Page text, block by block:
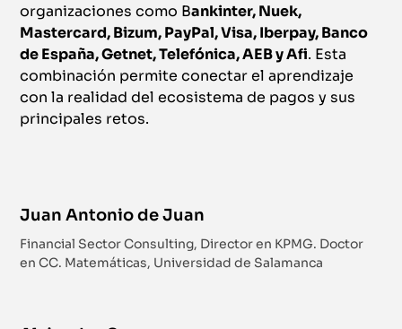
organizaciones como Bankinter, Nuek,
Mastercard, Bizum, PayPal, Visa, Iberpay, Banco
de España, Getnet, Telefónica, AEB y Afi. Esta
combinación permite conectar el aprendizaje
con la realidad del ecosistema de pagos y sus
principales retos.
Juan Antonio de Juan
Financial Sector Consulting, Director en KPMG. Doctor
en CC. Matemáticas, Universidad de Salamanca